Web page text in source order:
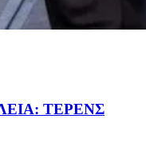
ΤΕΡΕΝΣ